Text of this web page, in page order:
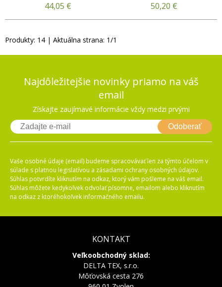
44,05 € 50,20 €
Produkty: 14 | Aktuálna strana: 1/1
Najdôležitejšie novinky priamo na váš
email
Získajte zaujímavé informácie vždy medzi prvými
Odoberať
Vaše osobné údaje (email) budeme spracovávať len za týmto účelom v
súlade s platnou legislatívou a zásadami ochrany osobných údajov.
Súhlas potvrdíte kliknutím na odkaz, ktorý vám pošleme na váš email.
Súhlas môžete kedykoľvek odvolať písomne, emailom alebo kliknutím
na odkaz z ktoréhokoľvek informačného emailu.
KONTAKT
Veľkoobchodný sklad:
DELTA TEX, s.r.o.
Môťovská cesta 276